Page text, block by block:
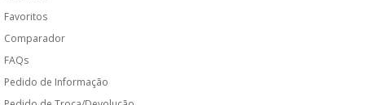
Favoritos
Comparador
FAQs
Pedido de Informação